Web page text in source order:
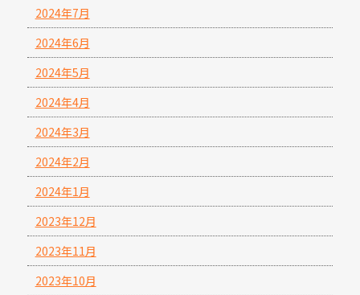
2024年7月
2024年6月
2024年5月
2024年4月
2024年3月
2024年2月
2024年1月
2023年12月
2023年11月
2023年10月